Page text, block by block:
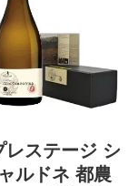
レステージ シ
ャルドネ 都農